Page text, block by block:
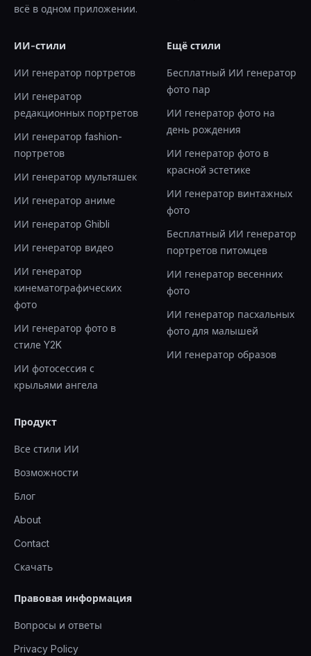
всё в одном приложении.
ИИ-стили
ИИ генератор портретов
ИИ генератор
редакционных портретов
ИИ генератор fashion-
портретов
ИИ генератор мультяшек
ИИ генератор аниме
ИИ генератор Ghibli
ИИ генератор видео
ИИ генератор
кинематографических
фото
ИИ генератор фото в
стиле Y2K
ИИ фотосессия с
крыльями ангела
Ещё стили
Бесплатный ИИ генератор
фото пар
ИИ генератор фото на
день рождения
ИИ генератор фото в
красной эстетике
ИИ генератор винтажных
фото
Бесплатный ИИ генератор
портретов питомцев
ИИ генератор весенних
фото
ИИ генератор пасхальных
фото для малышей
ИИ генератор образов
Продукт
Все стили ИИ
Возможности
Блог
About
Contact
Скачать
Правовая информация
Вопросы и ответы
Privacy Policy